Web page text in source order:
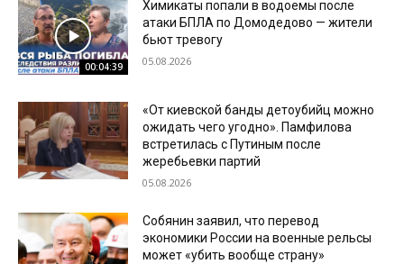
00:04:39
Химикаты попали в водоемы после
атаки БПЛА по Домодедово — жители
бьют тревогу
05.08.2026
«От киевской банды детоубийц можно
ожидать чего угодно». Памфилова
встретилась с Путиным после
жеребьевки партий
05.08.2026
Собянин заявил, что перевод
экономики России на военные рельсы
может «убить вообще страну»